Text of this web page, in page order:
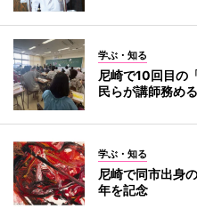
学ぶ・知る
尼崎で10回目の
民らが講師務め
学ぶ・知る
尼崎で同市出身
年を記念